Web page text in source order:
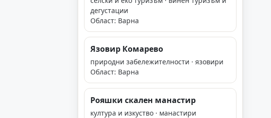
дегустации
Област: Варна
Язовир Комарево
природни забележителности · язовири
Област: Варна
Рояшки скален манастир
култура и изкуство · манастири